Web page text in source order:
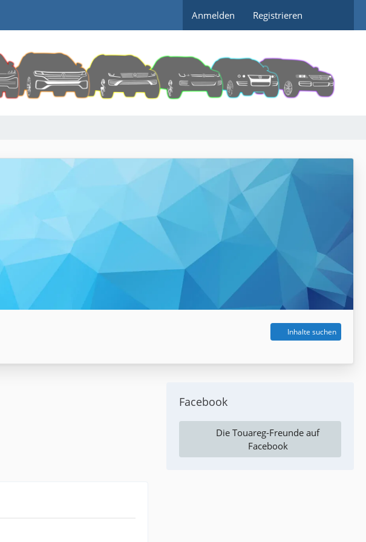
Anmelden Registrieren
Inhalte suchen
Facebook
Die Touareg-Freunde auf
Facebook